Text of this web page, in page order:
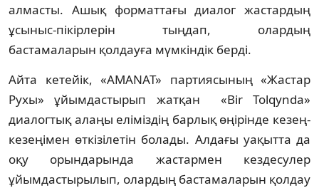
алмасты. Ашық форматтағы диалог жастардың
ұсыныс-пікірлерін тыңдап, олардың
бастамаларын қолдауға мүмкіндік берді.
Айта кетейік, «AMANAT» партиясының «Жастар
Рухы» ұйымдастырып жатқан «Bir Tolqynda»
диалогтық алаңы еліміздің барлық өңірінде кезең-
кезеңімен өткізілетін болады. Алдағы уақытта да
оқу орындарында жастармен кездесулер
ұйымдастырылып, олардың бастамаларын қолдау